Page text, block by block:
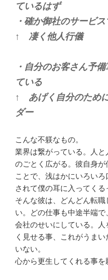
ているはず
・確か御社のサービ
↑ 凄く他人行儀
・自分のお客さん予
ている
↑ あげく自分のため
ダー
こんな不躾なもの。
業界は繋がっている。人
のごとく広がる。彼自身
ことで、浅はかにいろい
されて僕の耳に入ってくる
そんな彼は、どんどん転
い。どの仕事も中途半端
会社のせいにしている。
く見せる事、これがうま
いない。
心から更生してくれる事を